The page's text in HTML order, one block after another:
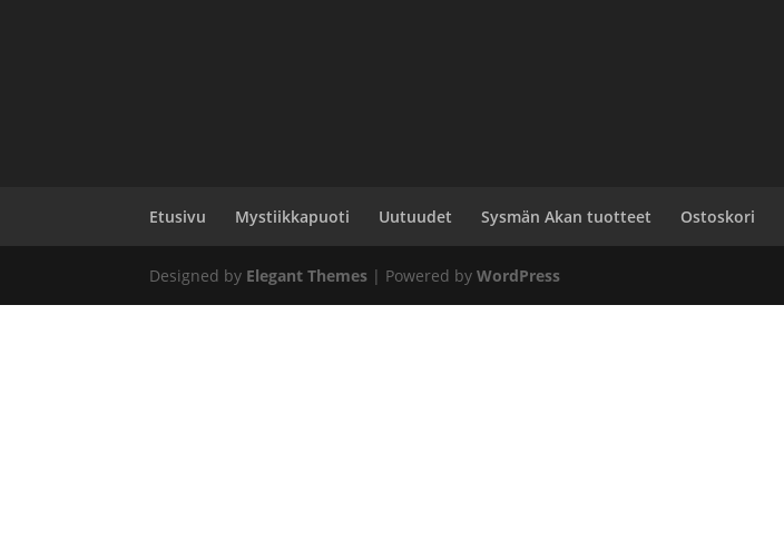
Etusivu Mystiikkapuoti Uutuudet Sysmän Akan tuotteet Ostoskori
Designed by Elegant Themes | Powered byWordPress